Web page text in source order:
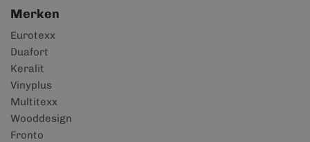
Merken
Eurotexx
Duafort
Keralit
Vinyplus
Multitexx
Wooddesign
Fronto